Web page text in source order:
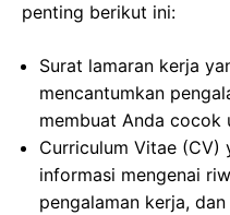
penting berikut ini:
Surat lamaran kerja
mencantumkan
membuat Anda cocok
Curriculum Vitae (CV)
informasi mengenai
pengalaman kerja,